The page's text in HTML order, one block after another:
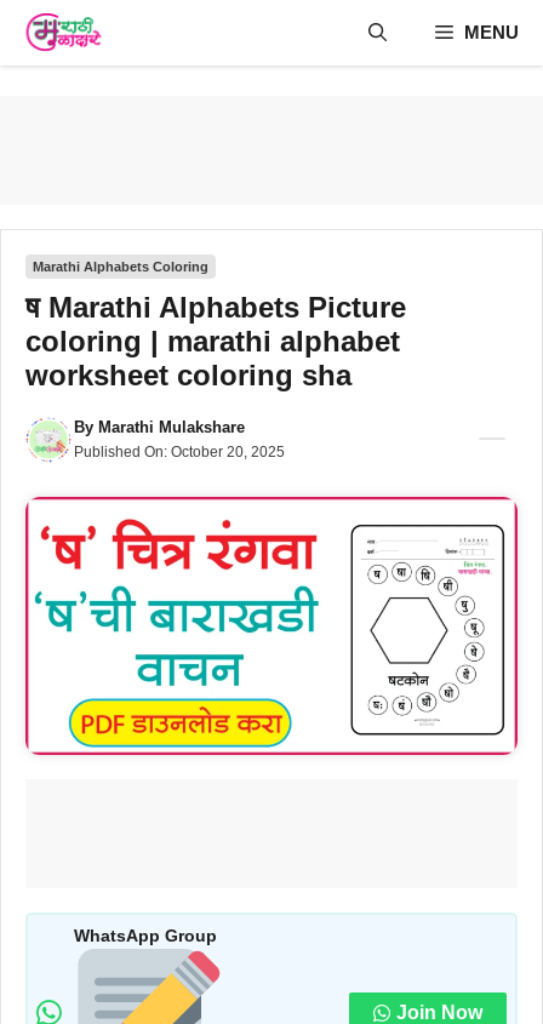
content
MENU
Marathi Alphabets Coloring
ष Marathi Alphabets Picture
coloring | marathi alphabet
worksheet coloring sha
By Marathi Mulakshare
Published On: October 20, 2025
WhatsApp Group
Join Now